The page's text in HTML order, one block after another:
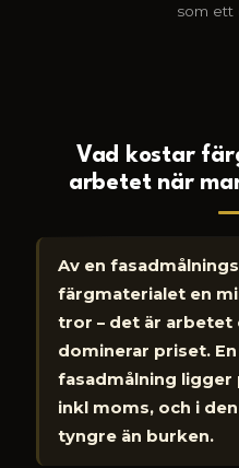
som ett
Vad kostar
arbetet när
Av en
färgmaterialet en
tror – det är
dominerar priset.
fasadmålning ligger
inkl moms, och i
tyngre än burken.